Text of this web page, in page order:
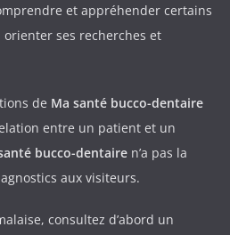
et appréhender certains
ses recherches et
de Ma santé bucco-dentaire
entre un patient et un
bucco-dentaire n’a pas la
aux visiteurs.
consultez d’abord un